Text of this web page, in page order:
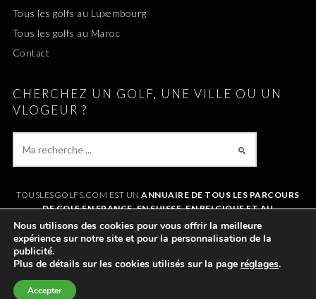
Tous les golfs au Luxembourg
Tous les golfs au Maroc
Contact
CHERCHEZ UN GOLF, UNE VILLE OU UN
VLOGEUR ?
TOUSLESGOLFS.COM EST UNANNUAIRE DE TOUS LES PARCOURS
DE GOLF EN FRANCE, EN SUISSE, EN BELGIQUE ET AU
LUXEMBOURG
. IL VOUS PERMET DE TROUVER UN GOLF AUTOUR DE
CHEZVOUS OU LORS DE VOS VACANCES. LE SITE RÉFÉRENCE
ÉGALEMENT
POPULAIRES
©2011-2026 TOUSLESGOLFS.COM |
Nous utilisons des cookies pour vous offrir la meilleure
expérience sur notre site et pour la personnalisation de la
publicité.
Plus de détails sur les cookies utilisés sur la page réglages.
Accepter